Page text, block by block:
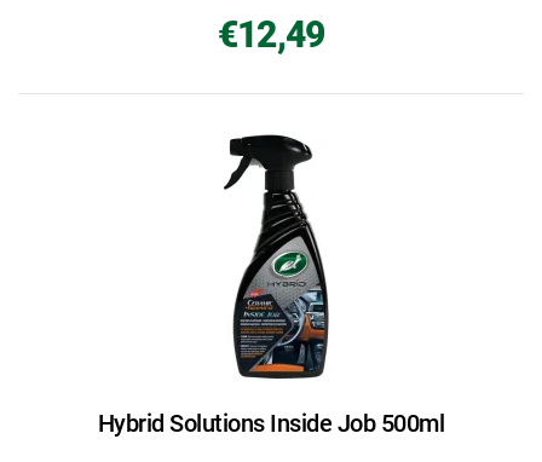
€12,49
Hybrid Solutions Inside Job 500ml